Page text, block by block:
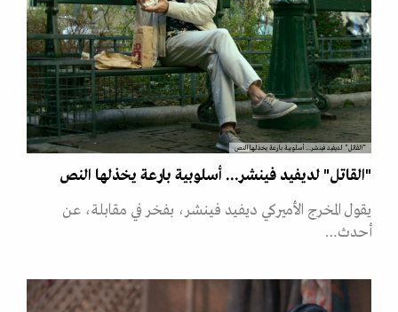
"القاتل" لديفيد فينشر... أسلوبية بارعة يخذلها النص
"القاتل" لديفيد فينشر... أسلوبية بارعة يخذلها النص
يقول المخرج الأميركي ديفيد فينشر، بفخر في مقابلة، عن
أحدث…